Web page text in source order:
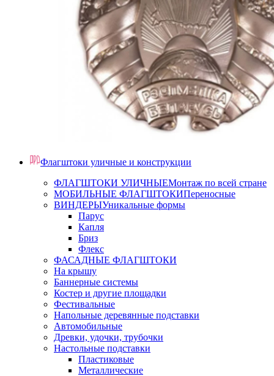
Флагштоки уличные и конструкции
ФЛАГШТОКИ УЛИЧНЫЕМонтаж по всей стране
МОБИЛЬНЫЕ ФЛАГШТОКИПереносные
ВИНДЕРЫУникальные формы
Парус
Капля
Бриз
Флекс
ФАСАДНЫЕ ФЛАГШТОКИ
На крышу
Баннерные системы
Костер и другие площадки
Фестивальные
Напольные деревянные подставки
Автомобильные
Древки, удочки, трубочки
Настольные подставки
Пластиковые
Металлические